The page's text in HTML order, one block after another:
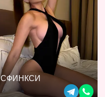
СФИНКСИ